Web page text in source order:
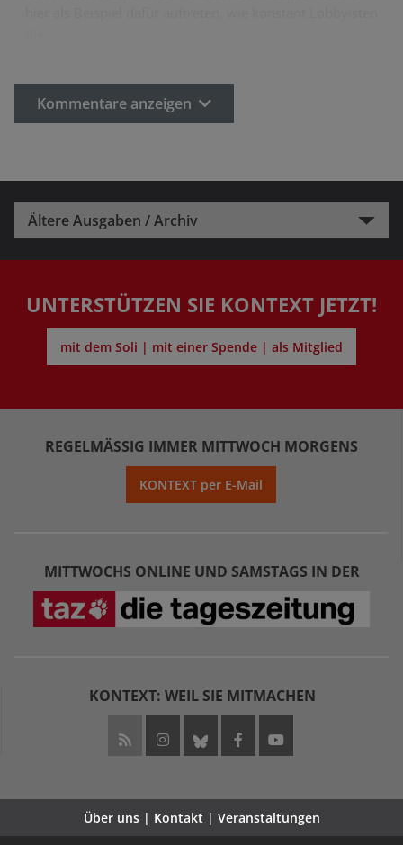
Kommentare anzeigen
Ältere Ausgaben / Archiv
UNTERSTÜTZEN SIE KONTEXT JETZT!
mit dem Soli | mit einer Spende | als Mitglied
REGELMÄSSIG IMMER MITTWOCH MORGENS
KONTEXT per E-Mail
MITTWOCHS ONLINE UND SAMSTAGS IN DER
KONTEXT: WEIL SIE MITMACHEN
Über uns | Kontakt | Veranstaltungen